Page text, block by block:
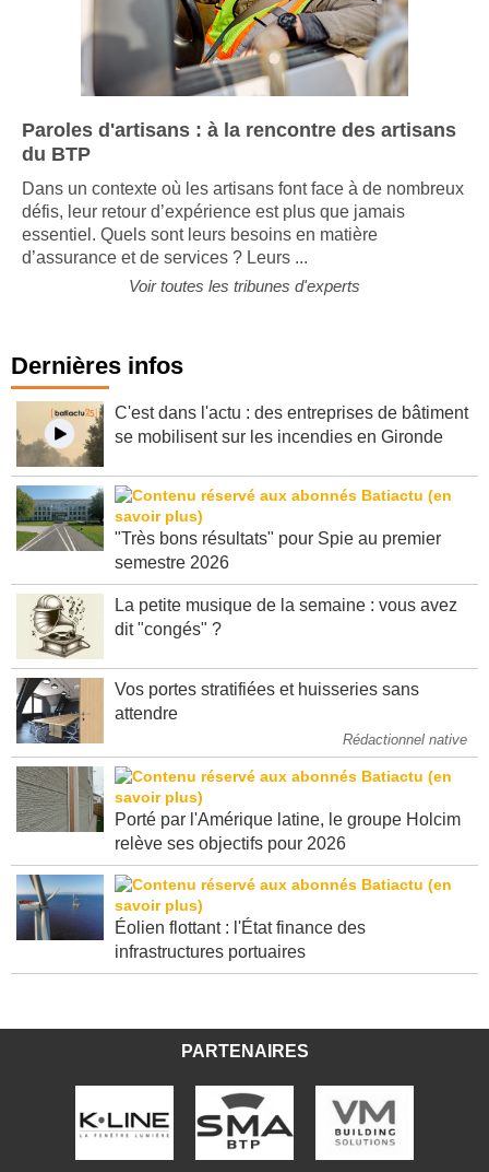
Paroles d'artisans : à la rencontre des artisans
du BTP
Dans un contexte où les artisans font face à de nombreux
défis, leur retour d’expérience est plus que jamais
essentiel. Quels sont leurs besoins en matière
d’assurance et de services ? Leurs ...
Voir toutes les tribunes d'experts
Dernières infos
C'est dans l'actu : des entreprises de bâtiment
se mobilisent sur les incendies en Gironde
"Très bons résultats" pour Spie au premier
semestre 2026
La petite musique de la semaine : vous avez
dit "congés" ?
Vos portes stratifiées et huisseries sans
attendre
Rédactionnel native
Porté par l'Amérique latine, le groupe Holcim
relève ses objectifs pour 2026
Éolien flottant : l'État finance des
infrastructures portuaires
PARTENAIRES